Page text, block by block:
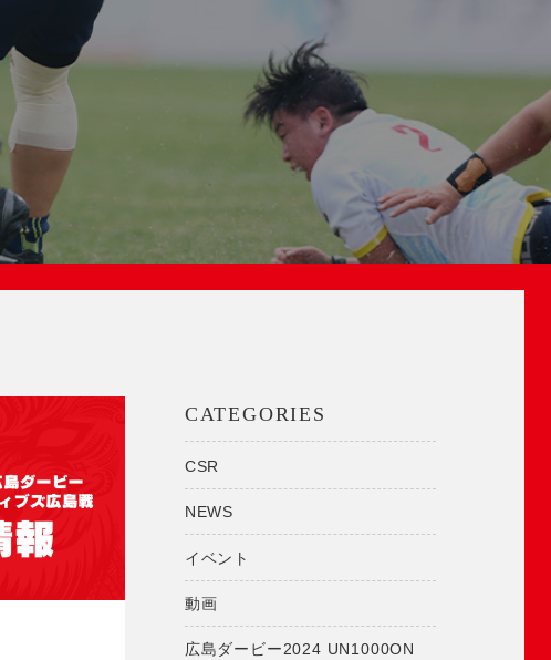
CATEGORIES
CSR
NEWS
イベント
動画
広島ダービー2024 UN1000ON